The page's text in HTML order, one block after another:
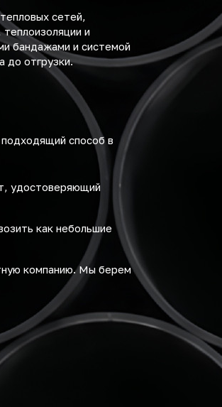
сетей,
и
бандажами и системой
до отгрузки.
способ в
удостоверяющий
как небольшие
компанию. Мы берем